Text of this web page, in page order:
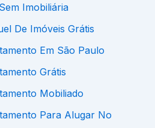
Imobiliária
De Imóveis Grátis
Em São Paulo
Grátis
Mobiliado
Para Alugar No